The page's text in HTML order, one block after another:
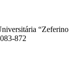
“Zeferino
872